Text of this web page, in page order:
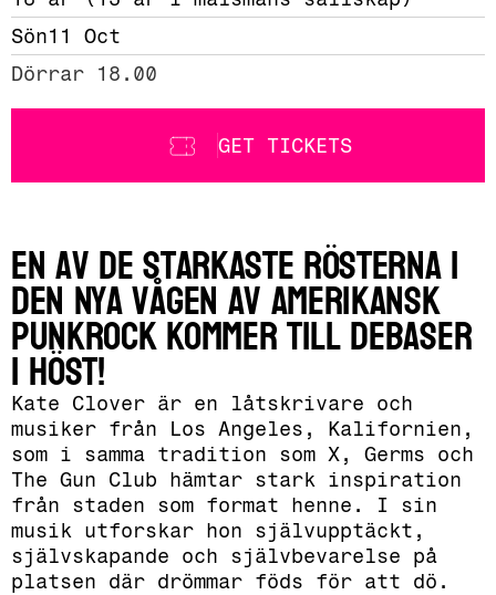
Sön11 Oct
Dörrar 18.00
GET TICKETS
En av de starkaste rösterna i
den nya vågen av amerikansk
punkrock kommer till Debaser
i höst!
Kate Clover är en låtskrivare och
musiker från Los Angeles, Kalifornien,
som i samma tradition som X, Germs och
The Gun Club hämtar stark inspiration
från staden som format henne. I sin
musik utforskar hon självupptäckt,
självskapande och självbevarelse på
platsen där drömmar föds för att dö.